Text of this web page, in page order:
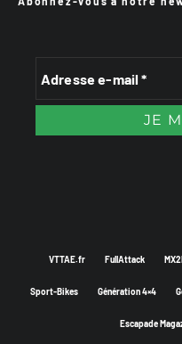
VTTAE.fr FullAttack
Sport-Bikes Génération 4×4
Escapade